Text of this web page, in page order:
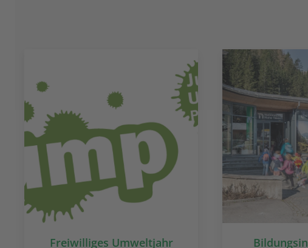
Freiwilliges Umweltjahr